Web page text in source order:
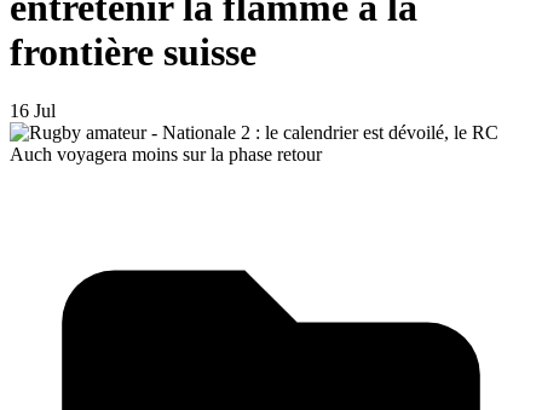
frontière suisse
16 Jul